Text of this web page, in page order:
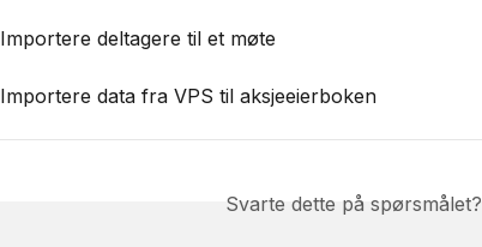
Importere deltagere til et møte
Importere data fra VPS til aksjeeierboken
Svarte dette på spørsmålet?